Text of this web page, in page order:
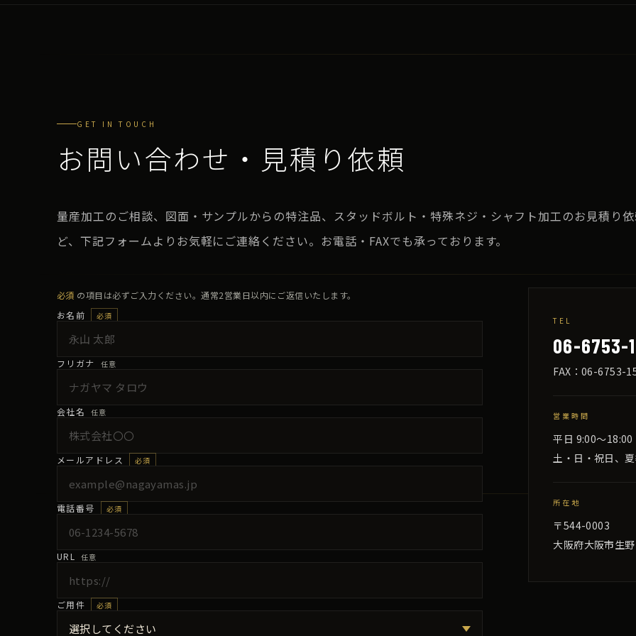
GET IN TOUCH
お問い合わせ・見積り依頼
量産加工のご相談、図面・サンプルからの特注品、スタッドボルト・特殊ネジ・シャフト加工のお見積り
ど、下記フォームよりお気軽にご連絡ください。お電話・FAXでも承っております。
必須 の項目は必ずご入力ください。通常2営業日以内にご返信いたします。
お名前
必須
フリガナ 任意
会社名 任意
メールアドレス 必須
電話番号 必須
URL 任意
ご用件 必須
TEL
06-6753-
FAX：06-6753-
営業時間
平日 9:00〜18:00
土・日・祝日、
所在地
〒544-0003
大阪府大阪市生